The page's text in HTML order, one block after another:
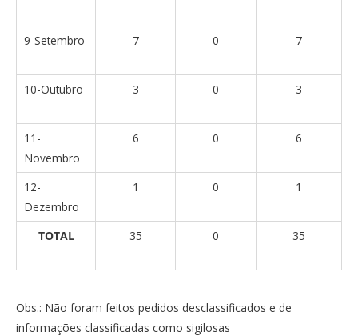
9-Setembro 7 0 7
10-Outubro 3 0 3
11-
Novembro
6 0 6
12-
Dezembro
1 0 1
TOTAL 35 0 35
Obs.: Não foram feitos pedidos desclassificados e de
informações classificadas como sigilosas